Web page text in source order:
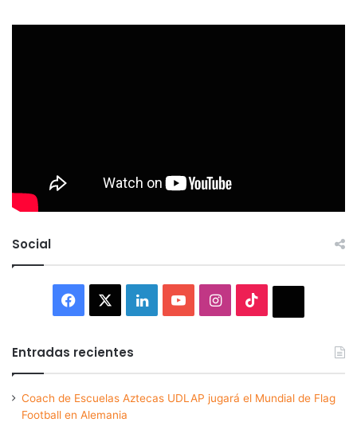
Social
Facebook LinkedInYouTubeInstagram
Entradas recientes
Coach de Escuelas Aztecas UDLAP jugará el Mundial de Flag
Football en Alemania